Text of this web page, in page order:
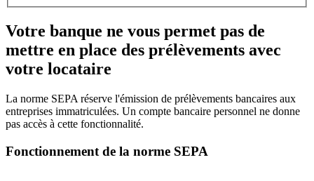
Votre banque ne vous permet pas de
mettre en place des prélèvements avec
votre locataire
La norme SEPA réserve l'émission de prélèvements bancaires aux
entreprises immatriculées. Un compte bancaire personnel ne donne
pas accès à cette fonctionnalité.
Fonctionnement de la norme SEPA